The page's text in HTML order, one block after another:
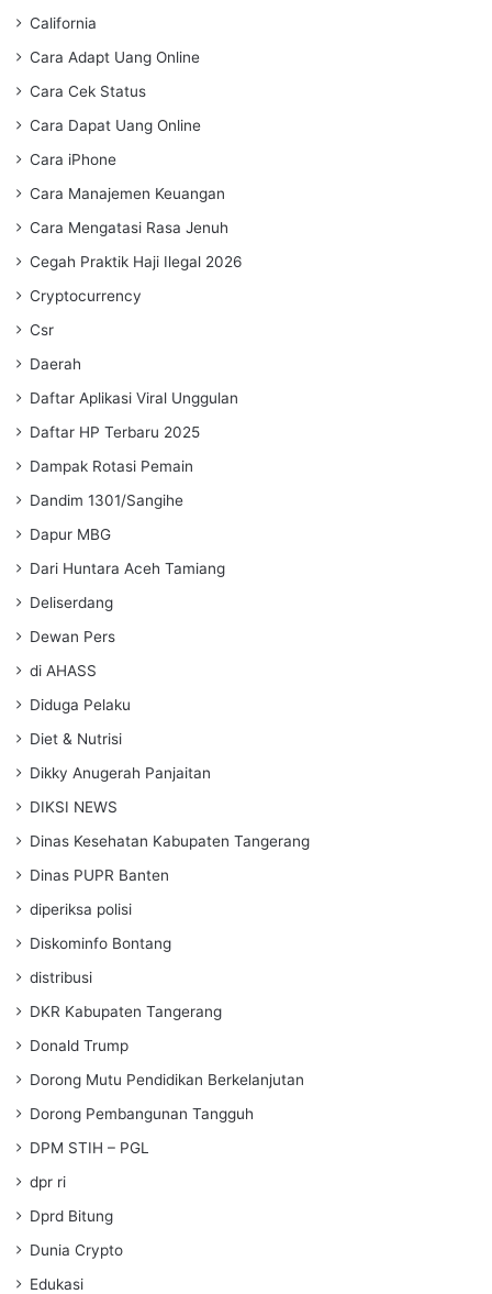
California
Cara Adapt Uang Online
Cara Cek Status
Cara Dapat Uang Online
Cara iPhone
Cara Manajemen Keuangan
Cara Mengatasi Rasa Jenuh
Cegah Praktik Haji Ilegal 2026
Cryptocurrency
Csr
Daerah
Daftar Aplikasi Viral Unggulan
Daftar HP Terbaru 2025
Dampak Rotasi Pemain
Dandim 1301/Sangihe
Dapur MBG
Dari Huntara Aceh Tamiang
Deliserdang
Dewan Pers
di AHASS
Diduga Pelaku
Diet & Nutrisi
Dikky Anugerah Panjaitan
DIKSI NEWS
Dinas Kesehatan Kabupaten Tangerang
Dinas PUPR Banten
diperiksa polisi
Diskominfo Bontang
distribusi
DKR Kabupaten Tangerang
Donald Trump
Dorong Mutu Pendidikan Berkelanjutan
Dorong Pembangunan Tangguh
DPM STIH – PGL
dpr ri
Dprd Bitung
Dunia Crypto
Edukasi